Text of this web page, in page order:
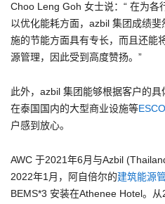
Choo Leng Goh 女士说：“ 在为各
以优化能耗方面，azbil 集团成绩
施的节能方面具有专长，而且还能
源管理，因此受到高度赞扬。”
此外，azbil 集团能够根据客户的
在泰国国内的大型商业设施等ESCO
户感到放心。
AWC 于2021年6月与Azbil
2022年1月，阿自倍尔的建筑能源
BEMS*3 安装在Athenee Hotel。